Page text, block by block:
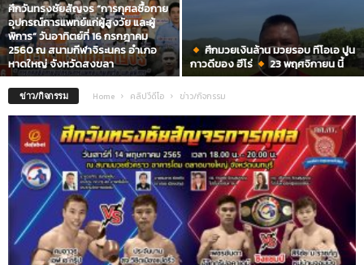
ศึกวันทรงชัยสัญจร “การกุศลซื้อกาย
อุปกรณ์การแพทย์แก่ผู้สูงวัย และผู้
พิการ” วันอาทิตย์ที่ 16 กรกฎาคม
2560 ณ สนามกีฬาจิระนคร อำเภอ
หาดใหญ่ จังหวัดสงขลา
ศึกมวยเงินล้าน มวยรอบ ทีโอเอ ปูน
กาวดีของ ฮีโร่
23 พฤศจิกายน นี้
ข่าว/กิจกรรม Home คลิปวีดีโอ ข่าว/กิจกรรม